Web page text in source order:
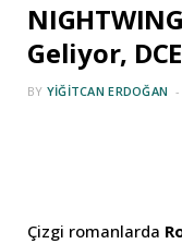
Geliyor,
BY YIĞITCAN ERDOĞAN
Çizgi romanlarda